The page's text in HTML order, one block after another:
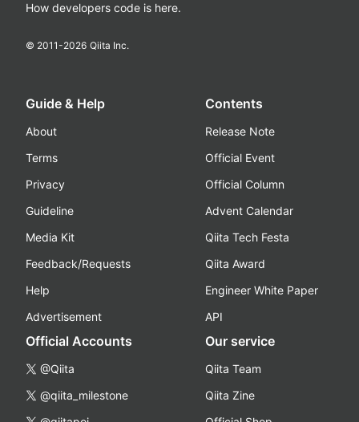
How developers code is here.
© 2011-2026 Qiita Inc.
Guide & Help
About
Terms
Privacy
Guideline
Media Kit
Feedback/Requests
Help
Advertisement
Contents
Release Note
Official Event
Official Column
Advent Calendar
Qiita Tech Festa
Qiita Award
Engineer White Paper
API
Official Accounts
@Qiita
@qiita_milestone
Our service
Qiita Team
Qiita Zine